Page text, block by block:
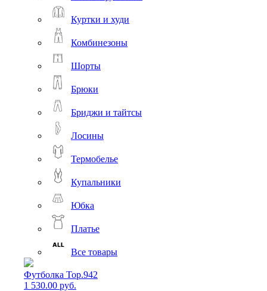
Куртки и худи
Комбинезоны
Шорты
Брюки
Бриджи и тайтсы
Лосины
Термобелье
Купальники
Юбка
Платье
Все товары
Футболка Top.942
1 530.00 руб.